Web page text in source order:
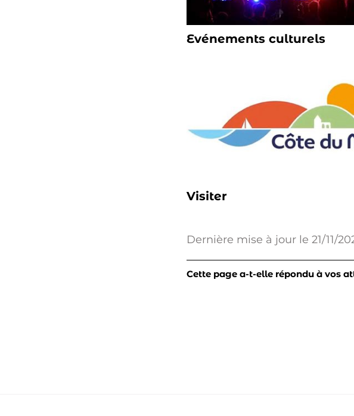
Evénements culturels
Visiter
Dernière mise à jour le 21/11/
Cette page a-t-elle répondu à vos